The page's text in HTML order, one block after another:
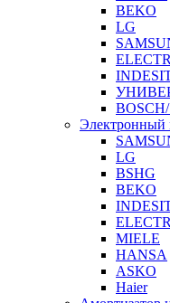
BEKO
LG
Электронный
LG
BSHG
BEKO
MIELE
HANSA
ASKO
Haier